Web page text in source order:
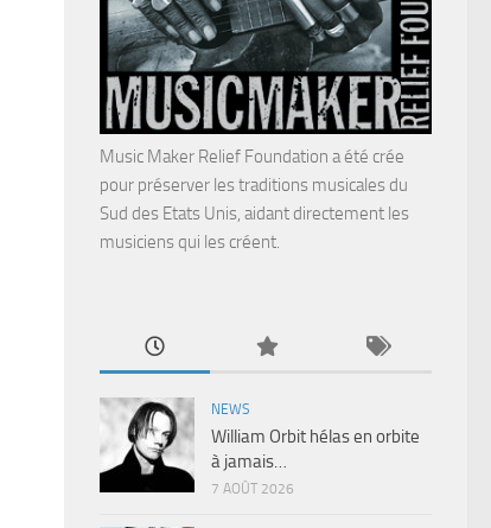
Music Maker Relief Foundation a été crée
pour préserver les traditions musicales du
Sud des Etats Unis, aidant directement les
musiciens qui les créent.
NEWS
William Orbit hélas en orbite
à jamais…
7 AOÛT 2026